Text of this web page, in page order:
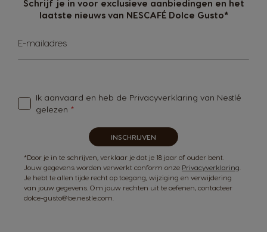
Schrijf je in voor exclusieve aanbiedingen en het
laatste nieuws van NESCAFÉ Dolce Gusto*
u
E-mailadres
Ik aanvaard en heb de Privacyverklaring van Nestlé
gelezen
INSCHRIJVEN
*Door je in te schrijven, verklaar je dat je 18 jaar of ouder bent.
Jouw gegevens worden verwerkt conform onze Privacyverklaring
Je hebt te allen tijde recht op toegang, wijziging en verwijdering
van jouw gegevens. Om jouw rechten uit te oefenen, contacteer
dolce-gusto@be.nestle.com.